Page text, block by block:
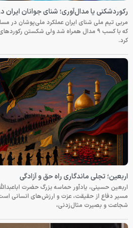
رکوردشکنی یا مدال‌آوری؛ شنای جوانان ایران
مربی تیم ملی شنای ایران عملکرد ملی‌پوشان در
که با کسب ۹ مدال همراه شد ولی شکستن
کرد.
اربعین؛ تجلی ماندگاری راه حق و آزادگی
اربعین حسینی، یادآور حماسه بزرگ حضرت
مسیر دفاع از حقیقت، عزت و ارزش‌های انسانی
شجاعت و بصیرت مثال‌زدنی،